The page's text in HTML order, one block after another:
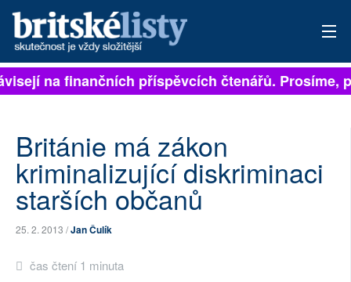
PŘIHLÁSIT
ARCHIV
ROZHOVORY
TÉMATA
NEJČTENĚJŠÍ ZA 7 DNÍ
na finančních příspěvcích čtenářů. Prosíme,
Británie má zákon
kriminalizující diskriminaci
starších občanů
25. 2. 2013 /Jan Čulík
čas čtení 1 minuta